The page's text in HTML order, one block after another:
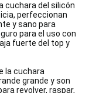
cuchara del silicón
perfeccionan
y sano para
para el uso con
fuerte del top y
la cuchara
grande y son
revolver, raspar,